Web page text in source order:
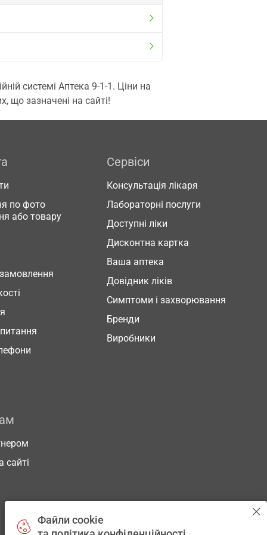
системі Аптека 9-1-1. Ціни на
що зазначені на сайті!
по фото
або товару
Сервіси
Консультація лікаря
Лабораторні послуги
Доступні ліки
Дисконтна картка
Ваша аптека
Довідник ліків
Симптоми і захворювання
Бренди
Виробники
сайті
Файли cookie